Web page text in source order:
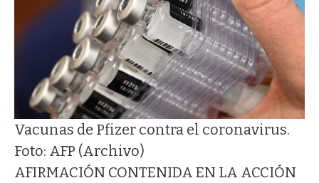
Vacunas de Pfizer contra el coronavirus.
Foto: AFP (Archivo)
AFIRMACIÓN CONTENIDA EN LA ACCIÓN